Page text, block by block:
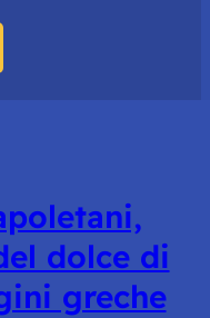
dolce di
greche